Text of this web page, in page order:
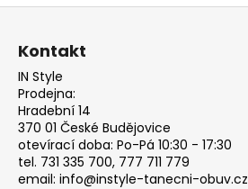
Z
Kontakt
IN Style
Prodejna:
Hradební 14
370 01 České Budějovice
otevírací doba: Po-Pá 10:30 - 17:30
tel. 731 335 700, 777 711 779
email: info@instyle-tanecni-obuv.cz